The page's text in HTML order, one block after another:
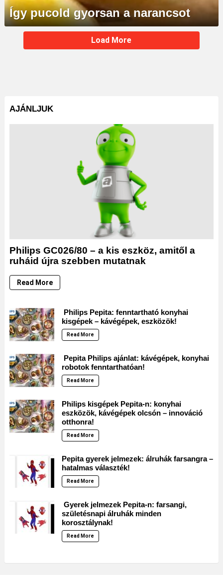
Így pucold gyorsan a narancsot
MORE
STORIES
Load More
AJÁNLJUK
Philips GC026/80 – a kis eszköz, amitől a
ruháid újra szebben mutatnak
Read More
Philips Pepita: fenntartható konyhai
kisgépek – kávégépek, eszközök!
Read More
Pepita Philips ajánlat: kávégépek, konyhai
robotok fenntarthatóan!
Read More
Philips kisgépek Pepita-n: konyhai
eszközök, kávégépek olcsón – innováció
otthonra!
Read More
Pepita gyerek jelmezek: álruhák farsangra –
hatalmas választék!
Read More
Gyerek jelmezek Pepita-n: farsangi,
születésnapi álruhák minden
korosztálynak!
Read More